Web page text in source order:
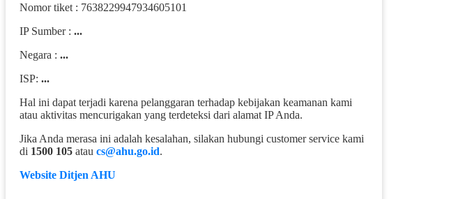
Nomor tiket : 7638229947934605101
IP Sumber : ...
Negara : ...
ISP: ...
Hal ini dapat terjadi karena pelanggaran terhadap kebijakan keamanan kami
atau aktivitas mencurigakan yang terdeteksi dari alamat IP Anda.
Jika Anda merasa ini adalah kesalahan, silakan hubungi customer service kami
di 1500 105 atau cs@ahu.go.id.
Website Ditjen AHU